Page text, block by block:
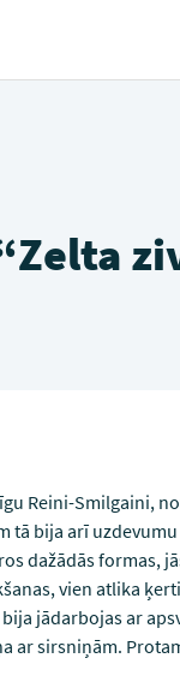
Reini-Smilgaini,
tā bija arī
dažādās formas,
vien atlika
jādarbojas ar
ar sirsniņām.